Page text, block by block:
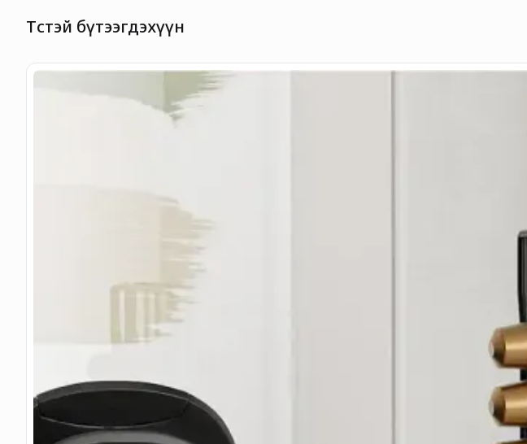
Төстэй бүтээгдэхүүн